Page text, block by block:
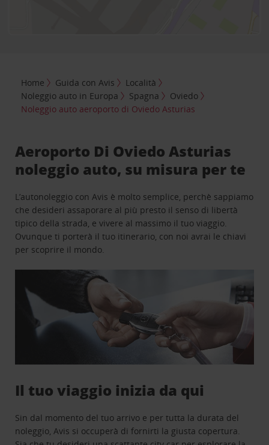
Home Guida con Avis
Località
Noleggio auto in Europa
Spagna
Oviedo
Noleggio auto aeroporto di Oviedo Asturias
Aeroporto Di Oviedo Asturias
noleggio auto, su misura per te
L’autonoleggio con Avis è molto semplice, perchè sappiamo
che desideri assaporare al più presto il senso di libertà
tipico della strada, e vivere al massimo il tuo viaggio.
Ovunque ti porterà il tuo itinerario, con noi avrai le chiavi
per scoprire il mondo.
Il tuo viaggio inizia da qui
Sin dal momento del tuo arrivo e per tutta la durata del
noleggio, Avis si occuperà di fornirti la giusta copertura.